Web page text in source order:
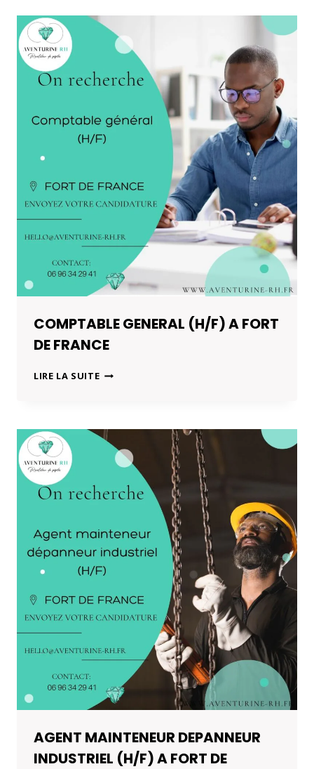
–
LE
LAMENTIN
COMPTABLE GENERAL (H/F) A FORT
DE FRANCE
LIRE LA SUITECOMPTABLE
FORT
DE
FRANCE
AGENT MAINTENEUR DEPANNEUR
INDUSTRIEL (H/F) A FORT DE